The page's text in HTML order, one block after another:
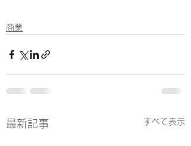
商業
最新記事 すべて表示